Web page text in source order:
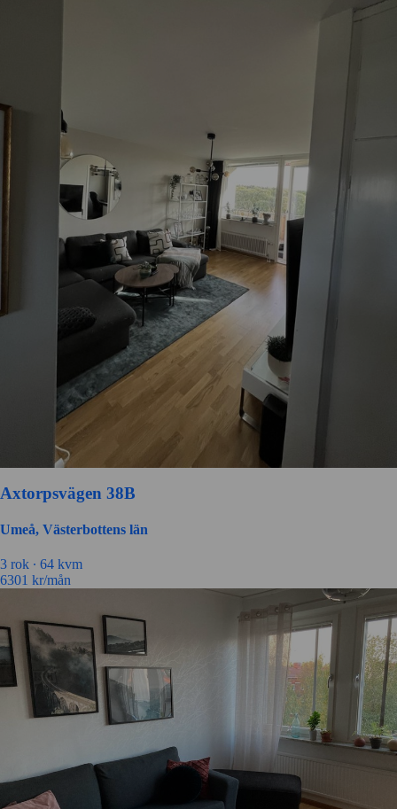
Axtorpsvägen 38B
Umeå, Västerbottens län
3 rok ∙ 64 kvm
6301 kr/mån